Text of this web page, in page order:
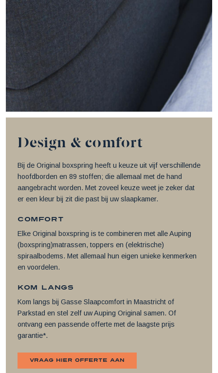
Design & comfort
Bij de Original boxspring heeft u keuze uit vijf verschillende
hoofdborden en 89 stoffen; die allemaal met de hand
aangebracht worden. Met zoveel keuze weet je zeker dat
er een kleur bij zit die past bij uw slaapkamer.
Comfort
Elke Original boxspring is te combineren met alle Auping
(boxspring)matrassen, toppers en (elektrische)
spiraalbodems. Met allemaal hun eigen unieke kenmerken
en voordelen.
Kom langs
Kom langs bij Gasse Slaapcomfort in Maastricht of
Parkstad en stel zelf uw Auping Original samen. Of
ontvang een passende offerte met de laagste prijs
garantie*.
vraag hier offerte aan